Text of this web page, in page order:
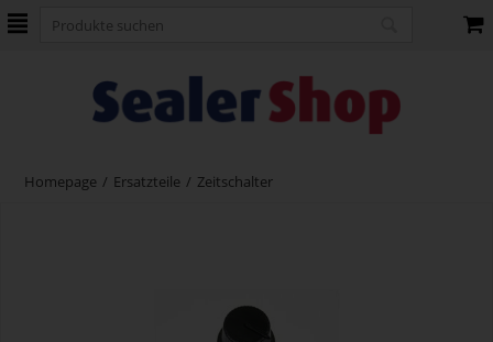
Homepage / Ersatzteile / Zeitschalter